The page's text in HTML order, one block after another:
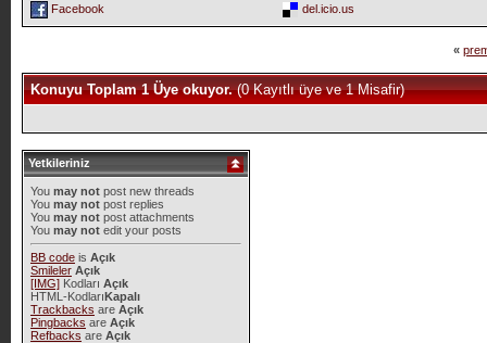
Facebook
del.icio.us
«
Konuyu Toplam 1 Üye okuyor.(0 Kayıtlı üye ve 1 Misafir)
Yetkileriniz
You may notpost new threads
You may notpost replies
You may notpost attachments
You may notedit your posts
BB codeis Açık
Smileler Açık
[IMG]Kodları Açık
HTML-KodlarıKapalı
Trackbacks are Açık
Pingbacks are Açık
Refbacks are Açık